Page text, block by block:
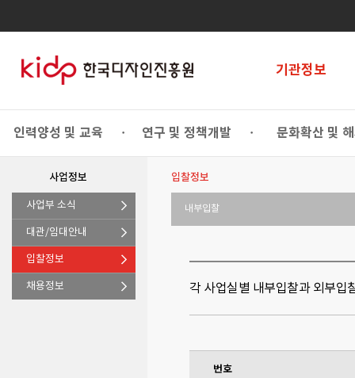
기관정보
인력양성 및 교육 • 연구 및 정책개발 • 문화확산 및
사업정보
사업부 소식
대관/임대안내
입찰정보
채용정보
입찰정보
내부입찰
각 사업실별 내부입찰과 외부입
번호